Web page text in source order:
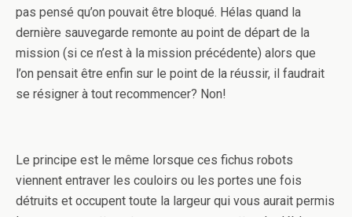
pas pensé qu’on pouvait être bloqué. Hélas quand la
dernière sauvegarde remonte au point de départ de la
mission (si ce n’est à la mission précédente) alors que
l’on pensait être enfin sur le point de la réussir, il faudrait
se résigner à tout recommencer? Non!
Le principe est le même lorsque ces fichus robots
viennent entraver les couloirs ou les portes une fois
détruits et occupent toute la largeur qui vous aurait permis